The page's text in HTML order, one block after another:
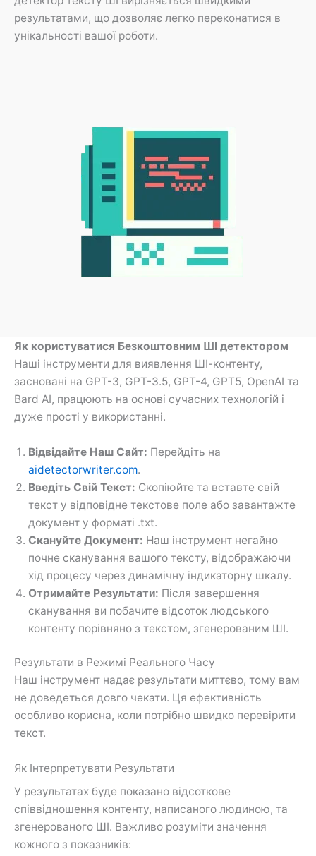
результатами, що дозволяє легко переконатися в
унікальності вашої роботи.
Як користуватися Безкоштовним ШІ детектором
Наші інструменти для виявлення ШІ-контенту,
засновані на GPT-3, GPT-3.5, GPT-4, GPT5, OpenAI та
Bard AI, працюють на основі сучасних технологій і
дуже прості у використанні.
Відвідайте Наш Сайт: Перейдіть на
aidetectorwriter.com.
Введіть Свій Текст: Скопіюйте та вставте свій
текст у відповідне текстове поле або завантажте
документ у форматі .txt.
Скануйте Документ: Наш інструмент негайно
почне сканування вашого тексту, відображаючи
хід процесу через динамічну індикаторну шкалу.
Отримайте Результати: Після завершення
сканування ви побачите відсоток людського
контенту порівняно з текстом, згенерованим ШІ.
Результати в Режимі Реального Часу
Наш інструмент надає результати миттєво, тому вам
не доведеться довго чекати. Ця ефективність
особливо корисна, коли потрібно швидко перевірити
текст.
Як Інтерпретувати Результати
У результатах буде показано відсоткове
співвідношення контенту, написаного людиною, та
згенерованого ШІ. Важливо розуміти значення
кожного з показників: